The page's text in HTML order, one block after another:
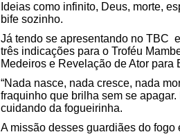
Ideias como infinito, Deus, morte,
bife sozinho.
Já tendo se apresentando no TBC
três indicações para o Troféu
Medeiros e Revelação de Ator para
“Nada nasce, nada cresce, nada
fraquinho que brilha sem se
cuidando da fogueirinha.
A missão desses guardiães do fogo